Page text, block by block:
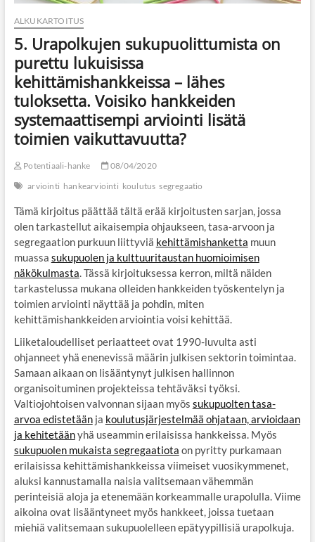
ALKUKARTOITUS
5. Urapolkujen sukupuolittumista on
purettu lukuisissa
kehittämishankkeissa – lähes
tuloksetta. Voisiko hankkeiden
systemaattisempi arviointi lisätä
toimien vaikuttavuutta?
Potentiaali-hanke
08/04/2020
arviointi hankearviointi koulutus segregaatio
Tämä kirjoitus päättää tältä erää kirjoitusten sarjan, jossa
olen tarkastellut aikaisempia ohjaukseen, tasa-arvoon ja
segregaation purkuun liittyviä kehittämishanketta muun
muassa sukupuolen ja kulttuuritaustan huomioimisen
näkökulmasta. Tässä kirjoituksessa kerron, miltä näiden
tarkastelussa mukana olleiden hankkeiden työskentelyn ja
toimien arviointi näyttää ja pohdin, miten
kehittämishankkeiden arviointia voisi kehittää.
Liiketaloudelliset periaatteet ovat 1990-luvulta asti
ohjanneet yhä enenevissä määrin julkisen sektorin toimintaa.
Samaan aikaan on lisääntynyt julkisen hallinnon
organisoituminen projekteissa tehtäväksi työksi.
Valtiojohtoisen valvonnan sijaan myös sukupuolten tasa-
arvoa edistetäänja koulutusjärjestelmää ohjataan, arvioidaan
ja kehitetäänyhä useammin erilaisissa hankkeissa. Myös
sukupuolen mukaista segregaatiota on pyritty purkamaan
erilaisissa kehittämishankkeissa viimeiset vuosikymmenet,
aluksi kannustamalla naisia valitsemaan vähemmän
perinteisiä aloja ja etenemään korkeammalle urapolulla. Viime
aikoina ovat lisääntyneet myös hankkeet, joissa tuetaan
miehiä valitsemaan sukupuolelleen epätyypillisiä urapolkuja.